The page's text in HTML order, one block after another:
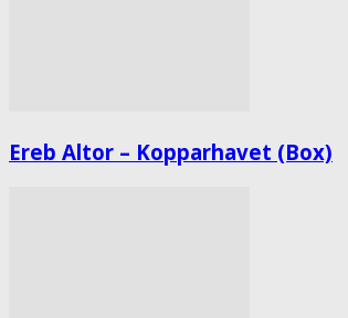
Ereb Altor – Kopparhavet (Box)